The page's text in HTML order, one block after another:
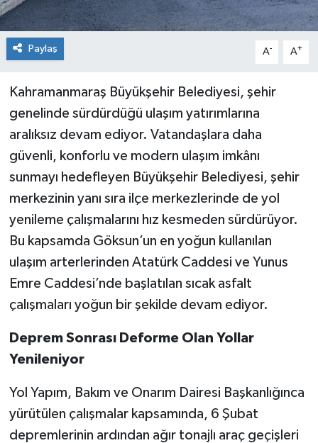
Paylaş A- A+
Kahramanmaraş Büyükşehir Belediyesi, şehir
genelinde sürdürdüğü ulaşım yatırımlarına
aralıksız devam ediyor. Vatandaşlara daha
güvenli, konforlu ve modern ulaşım imkânı
sunmayı hedefleyen Büyükşehir Belediyesi, şehir
merkezinin yanı sıra ilçe merkezlerinde de yol
yenileme çalışmalarını hız kesmeden sürdürüyor.
Bu kapsamda Göksun’un en yoğun kullanılan
ulaşım arterlerinden Atatürk Caddesi ve Yunus
Emre Caddesi’nde başlatılan sıcak asfalt
çalışmaları yoğun bir şekilde devam ediyor.
Deprem Sonrası Deforme Olan Yollar
Yenileniyor
Yol Yapım, Bakım ve Onarım Dairesi Başkanlığınca
yürütülen çalışmalar kapsamında, 6 Şubat
depremlerinin ardından ağır tonajlı araç geçişleri
SİYASET
SOSYAL YAŞAM
ULUSAL HABERLER